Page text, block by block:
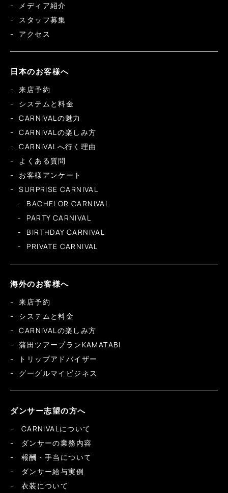
メディア紹介
スタッフ募集
アクセス
日本のお客様へ
来店予約
システムと料金
CARNIVALの魅力
CARNIVALの楽しみ方
CARNIVALへ行く理由
よくある質問
お客様アンケート
SURPRISE CARNIVAL
BACHELOR CARNIVAL
PARTY CARNIVAL
BIRTHDAY CARNIVAL
PRIVATE CARNIVAL
海外のお客様へ
来店予約
システムと料金
CARNIVALの楽しみ方
蒲田ツアープランKAMATABI
トリップアドバイザー
グーグルマイビジネス
ダンサー志望の方へ
CARNIVALについて
ダンサーの業務内容
報酬・手当について
ダンサー給与実例
衣装について